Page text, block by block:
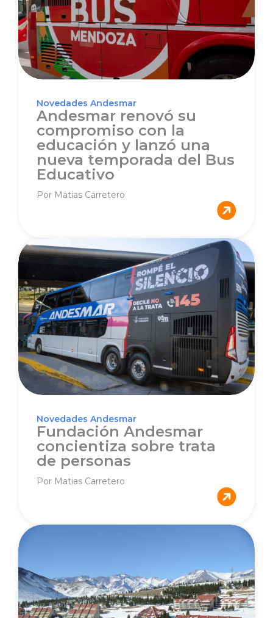
Novedades Andesmar
Andesmar renovó su
compromiso con la
educación y lanzó una
nueva temporada del Bus
Educativo
Por Matias Carretero
Novedades Andesmar
Fundación Andesmar
concientiza sobre trata
de personas
Por Matias Carretero